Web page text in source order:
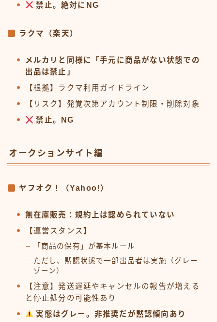
禁止。絶対にNG
ラクマ（楽天）
メルカリと同様に「手元に商品がない状態での
出品は禁止」
【根拠】ラクマ利用ガイドライン
【リスク】発覚次第アカウント制限・削除対象
禁止。NG
オークションサイト編
ヤフオク！（Yahoo!）
無在庫販売：規約上は認められていない
【運営スタンス】
「商品の保有」が基本ルール
ただし、黙認状態で一部出品者は実施（グレー
ゾーン）
【注意】発送遅延やキャンセルの報告が増える
と停止処分の可能性あり
実態はグレー。非推奨だが黙認傾向あり